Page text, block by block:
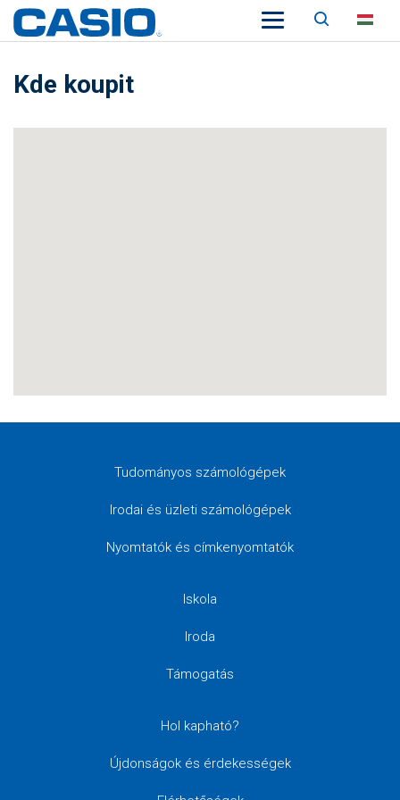
Keresés
Kde koupit
Tudományos számológépek
Irodai és üzleti számológépek
Nyomtatók és címkenyomtatók
Iskola
Iroda
Támogatás
Hol kapható?
Újdonságok és érdekességek